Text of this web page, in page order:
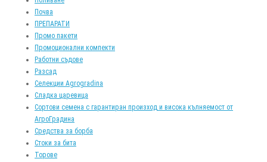
Почва
ПРЕПАРАТИ
Промо пакети
Промоционални компекти
Работни съдове
Разсад
Селекции Agrogradina
Сладка царевица
Сортови семена с гарантиран произход и висока кълняемост от
АгроГрадина
Средства за борба
Стоки за бита
Торове